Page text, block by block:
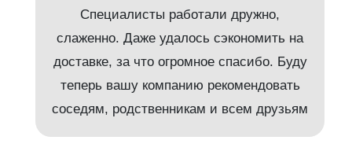
Специалисты работали дружно,
слаженно. Даже удалось сэкономить на
доставке, за что огромное спасибо. Буду
теперь вашу компанию рекомендовать
соседям, родственникам и всем друзьям